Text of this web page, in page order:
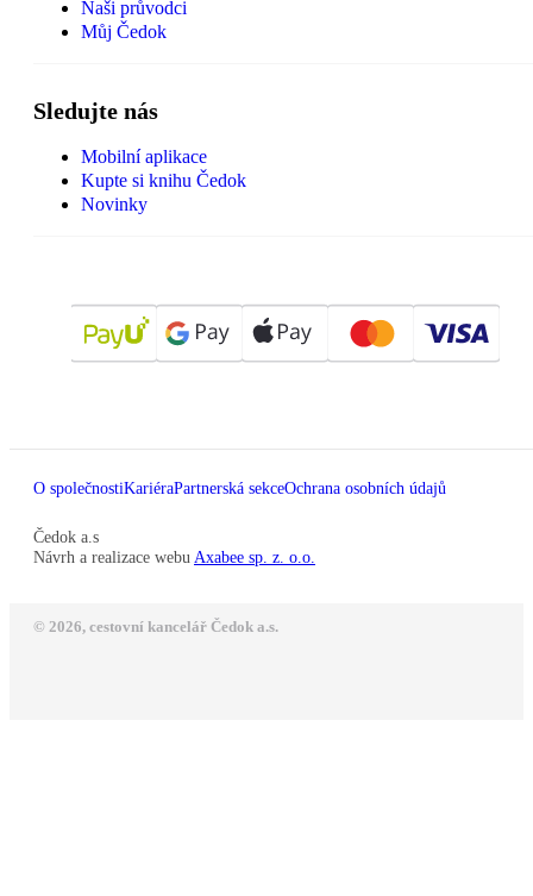
Naši průvodci
Můj Čedok
Sledujte nás
Mobilní aplikace
Kupte si knihu Čedok
Novinky
O společnostiKariéraPartnerská sekceOchrana osobních údajů
Čedok a.s
Návrh a realizace webu Axabee sp. z. o.o.
© 2026, cestovní kancelář Čedok a.s.